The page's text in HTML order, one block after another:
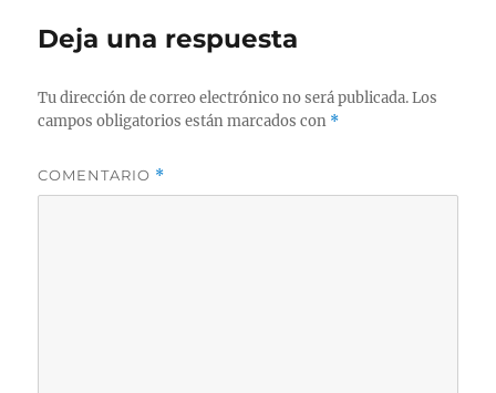
Deja una respuesta
Tu dirección de correo electrónico no será publicada. Los
campos obligatorios están marcados con *
COMENTARIO *